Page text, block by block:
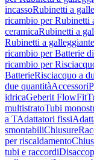
incassoRubinetti a
ricambio per Rubinetti
ceramicaRubinetti a
Rubinetti a
ricambio per Batterie
ricambio per
BatterieRisciacquo a
due quantitàAccessori
idricaGeberit FlowFit
multistratoTubi
a TAdattatori fissi
smontabiliChiusure
per riscaldamento
tubi e raccordi